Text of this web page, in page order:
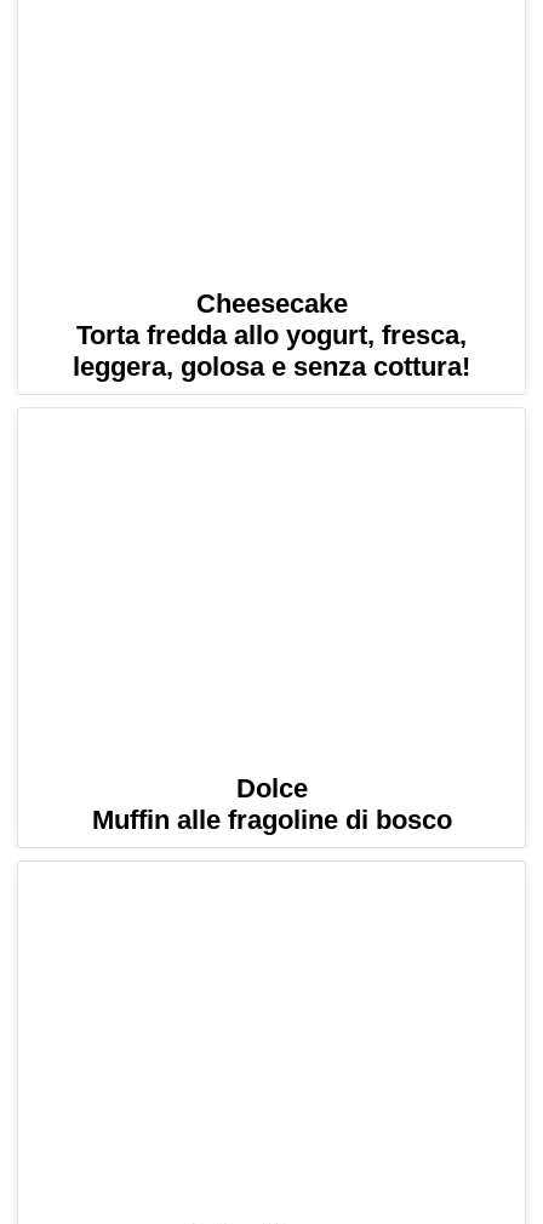
Cheesecake
Torta fredda allo yogurt, fresca,
leggera, golosa e senza cottura!
Dolce
Muffin alle fragoline di bosco